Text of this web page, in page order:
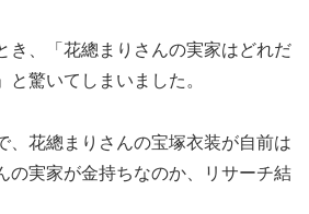
き、「花總まりさんの実家はどれだ
と驚いてしまいました。
、花總まりさんの宝塚衣装が自前は
の実家が金持ちなのか、リサーチ結